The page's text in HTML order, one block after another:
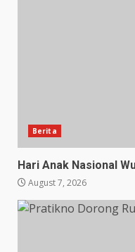
Berita
Hari Anak Nasional
August 7, 2026